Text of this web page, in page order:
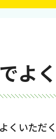
よ
くいただ